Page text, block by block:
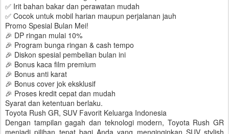
✅ Irit bahan bakar dan perawatan mudah
✅ Cocok untuk mobil harian maupun perjalanan jauh
Promo Spesial Bulan Mei!
🎉 DP ringan mulai 10%
🎉 Program bunga ringan & cash tempo
🎉 Diskon spesial pembelian bulan ini
🎉 Bonus kaca film premium
🎉 Bonus anti karat
🎉 Bonus cover jok eksklusif
🎉 Proses kredit cepat dan mudah
Syarat dan ketentuan berlaku.
Toyota Rush GR, SUV Favorit Keluarga Indonesia
Dengan tampilan gagah dan teknologi modern, Toyota Rush GR
menjadi pilihan tepat bagi Anda yang menginginkan SUV stylish